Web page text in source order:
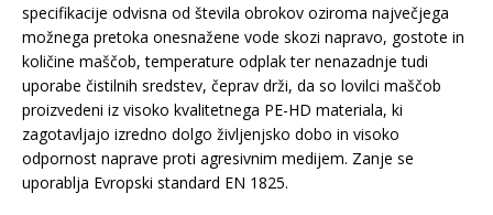
specifikacije odvisna od števila obrokov oziroma največjega
možnega pretoka onesnažene vode skozi napravo, gostote in
količine maščob, temperature odplak ter nenazadnje tudi
uporabe čistilnih sredstev, čeprav drži, da so lovilci maščob
proizvedeni iz visoko kvalitetnega PE-HD materiala, ki
zagotavljajo izredno dolgo življenjsko dobo in visoko
odpornost naprave proti agresivnim medijem. Zanje se
uporablja Evropski standard EN 1825.